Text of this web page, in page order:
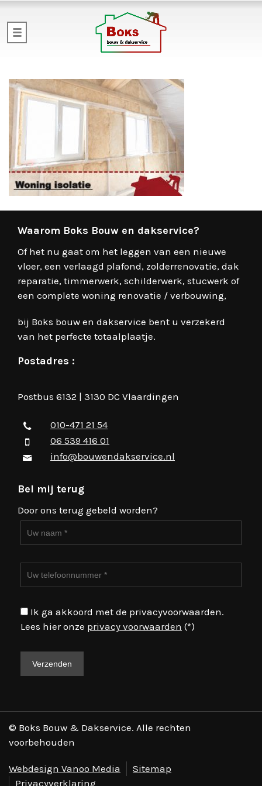
Waarom Boks Bouw en dakservice?
Of het nu gaat om het leggen van een nieuwe
vloer, een verlaagd plafond, zolderrenovatie, dak
reparatie, timmerwerk, schilderwerk, stucwerk of
een complete woning renovatie / verbouwing,
bij Boks bouw en dakservice bent u verzekerd
van het perfecte totaalplaatje.
Postadres :
Postbus 6132 | 3130 DC Vlaardingen
010-471 21 54
06 539 416 01
info@bouwendakservice.nl
Bel mij terug
Door ons terug gebeld worden?
Ik ga akkoord met de privacyvoorwaarden.
Lees hier onze privacy voorwaarden (*)
© Boks Bouw & Dakservice. Alle rechten
voorbehouden
Webdesign Vanoo Media
Sitemap
Privacyverklaring